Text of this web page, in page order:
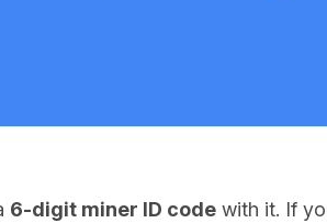
6-digit miner ID code with it. If